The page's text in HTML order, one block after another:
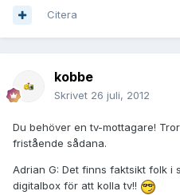
Citera
kobbe
Skrivet 26 juli, 2012
Du behöver en tv-mottagare!
fristående sådana.
Adrian G: Det finns faktsikt folk i
digitalbox för att kolla tv!!